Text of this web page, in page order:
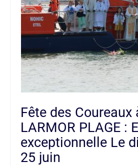
Fête des Coureaux
LARMOR PLAGE :
exceptionnelle Le
25 juin